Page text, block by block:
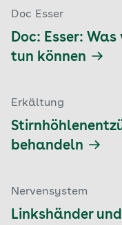
Doc Esser
Doc: Esser:
tun können
Erkältung
behandeln
Nervensystem
Linkshänder